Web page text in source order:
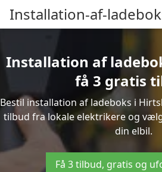
Installation-af-
Installation af
få 3 gratis
Bestil installation af ladeboks i
tilbud fra lokale elektrikere og
din elbil.
Få 3 tilbud, gratis og